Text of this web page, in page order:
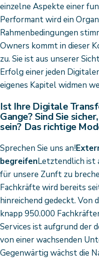
einzelne Aspekte einer
Performant wird ein
Rahmenbedingungen
Owners kommt in dieser
zu. Sie ist aus unserer
Erfolg einer jeden
eigenes Kapitel widmen
Ist Ihre Digitale
Gange? Sind Sie
sein? Das richtige
Sprechen Sie uns an!
begreifenLetztendlich ist
für unsere Zunft zu
Fachkräfte wird bereits
hinreichend gedeckt. Von
knapp 950.000
Services ist aufgrund der
von einer wachsenden
Gegenwärtig wächst die